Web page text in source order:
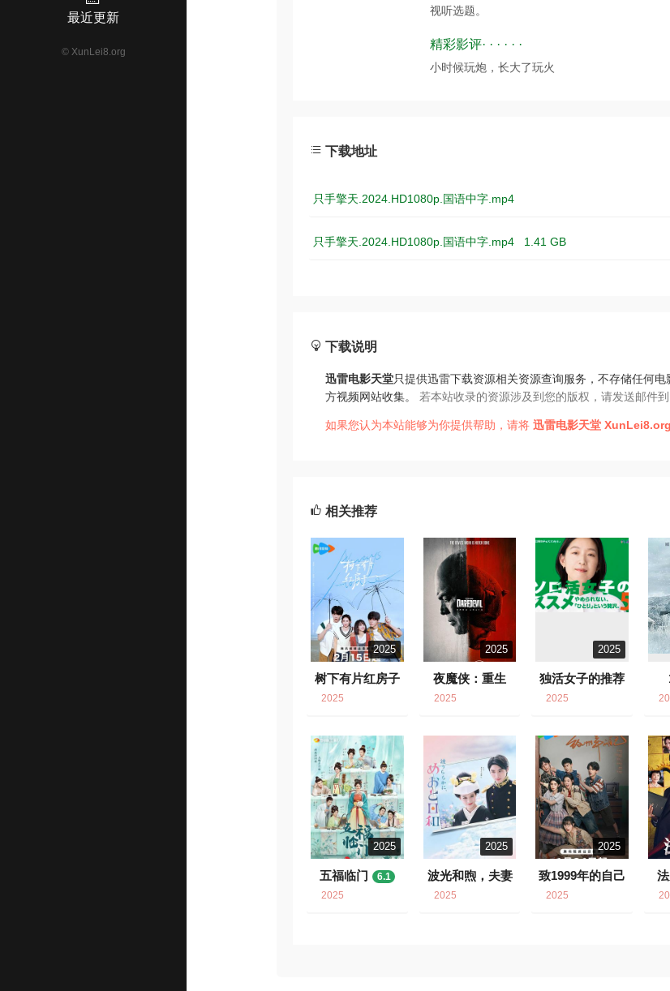
最近更新
© XunLei8.org
视听选题。
精彩影评· · · · · ·
小时候玩炮，长大了玩火
下载地址
只手擎天.2024.HD1080p.国语中字.mp4
只手擎天.2024.HD1080p.国语中字.mp4 1.41 GB
下载说明
迅雷电影天堂只提供迅雷下载资源相关资源查询服务，不存储任何
方视频网站收集。 若本站收录的资源涉及到您的版权，请发送邮件
如果您认为本站能够为你提供帮助，请将迅雷电影天堂
相关推荐
2025
树下有片红房子
2025
2025
夜魔侠：重生
2025
2025
独活女子的推荐
5
2025
2025
五福临门
6.1
2025
2025
波光和煦，夫妻
良辰
2025
2025
致1999年的自己
2025